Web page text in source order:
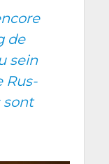
de
sein
Rus­
sont